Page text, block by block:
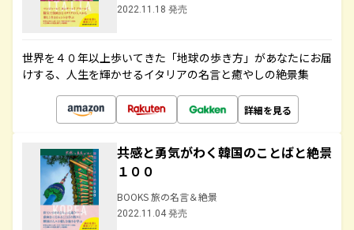
2022.11.18 発売
世界を４０年以上歩いてきた「地球の歩き方」があなたにお届
けする、人生を輝かせるイタリアの名言と癒やしの絶景集
詳細を見る
共感と勇気がわく韓国のことばと絶景
１００
BOOKS 旅の名言＆絶景
2022.11.04 発売